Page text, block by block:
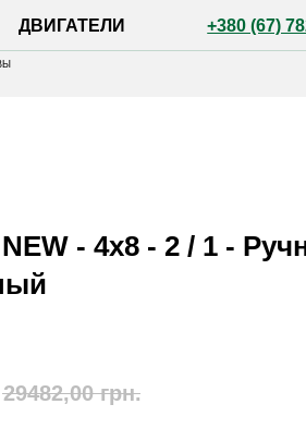
+380 (67) 782-90-77 +380
- 4х8 - 2 / 1 -
29482,00 грн.